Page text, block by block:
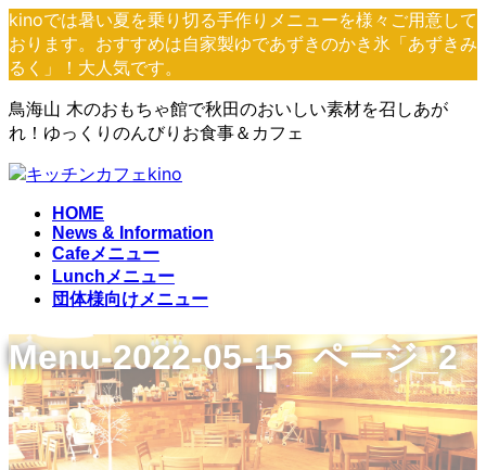
コ
ン
テ
ツ
へ
ス
キ
ナ
ビ
ゲ
シ
ョ
ン
に
kinoでは暑い夏を乗り切る手作りメニューを様々ご用意して
おります。おすすめは自家製ゆであずきのかき氷「あずきみ
るく」！大人気です。
鳥海山 木のおもちゃ館で秋田のおいしい素材を召しあが
れ！ゆっくりのんびりお食事＆カフェ
HOME
News & Information
Cafeメニュー
Lunchメニュー
団体様向けメニュー
Menu-2022-05-15_ページ_2